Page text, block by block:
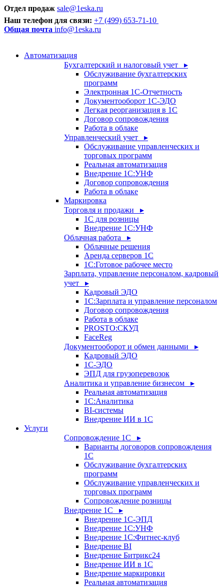
Отдел продаж sale@1eska.ru
Наш телефон для связи: +7 (499) 653-71-10
Общая почта info@1eska.ru
Автоматизация
Бухгалтерский и налоговый учет ▸
Обслуживание бухгалтерских
программ
Электронная 1С-Отчетность
Документооборот 1С-ЭДО
Легкая реорганизация в 1С
Договор сопровождения
Работа в облаке
Управленческий учет ▸
Обслуживание управленческих и
торговых программ
Реальная автоматизация
Внедрение 1С:УНФ
Договор сопровождения
Работа в облаке
Маркировка
Торговля и продажи ▸
1С для розницы
Внедрение 1С:УНФ
Облачная работа ▸
Облачные решения
Аренда серверов 1С
1C:Готовое рабочее место
Зарплата, управление персоналом, кадровый
учет ▸
Кадровый ЭДО
1С:Зарплата и управление персоналом
Договор сопровождения
Работа в облаке
PROSTO:СКУД
FaceReg
Документооборот и обмен данными ▸
Кадровый ЭДО
1С-ЭДО
ЭПД для грузоперевозок
Аналитика и управление бизнесом ▸
Реальная автоматизация
1С:Аналитика
BI-системы
Внедрение ИИ в 1С
Услуги
Сопровождение 1С ▸
Варианты договоров сопровождения
1С
Обслуживание бухгалтерских
программ
Обслуживание управленческих и
торговых программ
Сопровождение розницы
Внедрение 1С ▸
Внедрение 1С-ЭПД
Внедрение 1С:УНФ
Внедрение 1С:Фитнес-клуб
Внедрение BI
Внедрение Битрикс24
Внедрение ИИ в 1С
Внедрение маркировки
Реальная автоматизация